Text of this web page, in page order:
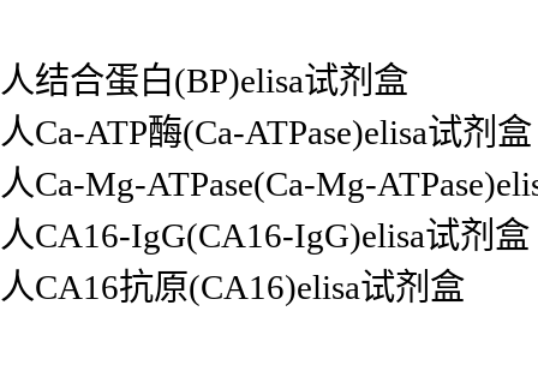
人结合蛋白(BP)elisa试剂盒
人Ca-ATP酶(Ca-ATPase)elisa试剂盒
人Ca-Mg-ATPase(Ca-Mg-
人CA16-IgG(CA16-IgG)elisa试剂盒
人CA16抗原(CA16)elisa试剂盒